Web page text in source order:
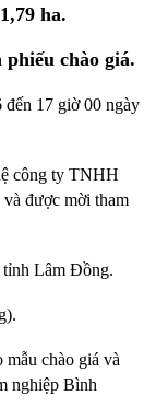
ha.
chào giá.
đến 17 giờ 00 ngày
công ty TNHH
được mời tham
tỉnh Lâm Đồng.
chào giá và
nghiệp Bình